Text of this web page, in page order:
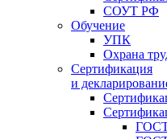
СОУТ РФ
Обучение
УПК
Охрана
Сертификация
и
ГОСТ